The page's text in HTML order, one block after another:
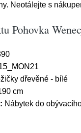
Neotálejte s
Pohovka
dřevěné - bílé
cm
Nábytek do